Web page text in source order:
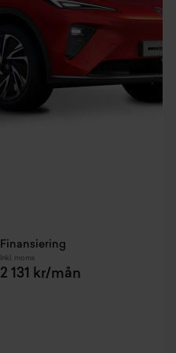
Finansiering
Inkl. moms
2 131 kr/mån